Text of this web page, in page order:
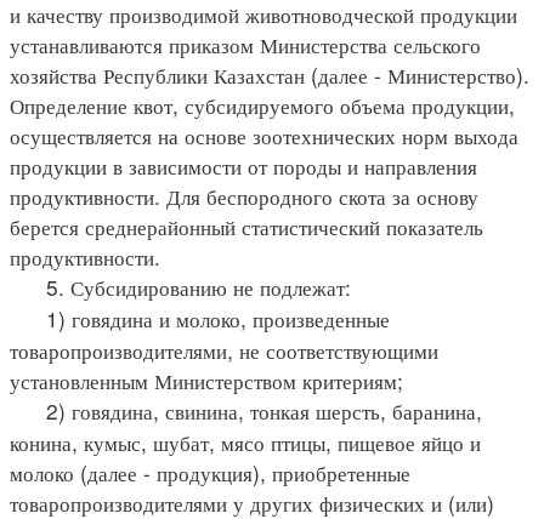
и качеству производимой животноводческой продукции
устанавливаются приказом Министерства сельского
хозяйства Республики Казахстан (далее - Министерство).
Определение квот, субсидируемого объема продукции,
осуществляется на основе зоотехнических норм выхода
продукции в зависимости от породы и направления
продуктивности. Для беспородного скота за основу
берется среднерайонный статистический показатель
продуктивности.
5. Субсидированию не подлежат:
1) говядина и молоко, произведенные
товаропроизводителями, не соответствующими
установленным Министерством критериям;
2) говядина, свинина, тонкая шерсть, баранина,
конина, кумыс, шубат, мясо птицы, пищевое яйцо и
молоко (далее - продукция), приобретенные
товаропроизводителями у других физических и (или)